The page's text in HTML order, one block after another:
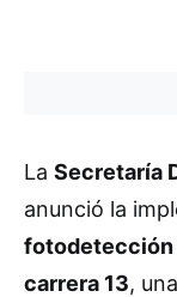
La Secretaría
anunció la
fotodetección
carrera 13,